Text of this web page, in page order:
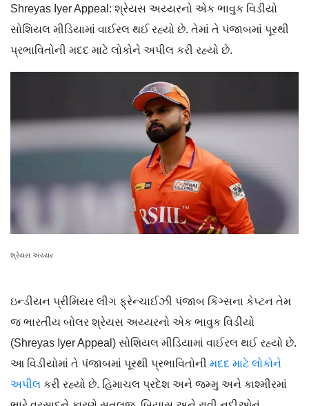
Shreyas Iyer Appeal: શ્રેયસ અય્યરનો એક ભાવુક વિડીયો
સોશિયલ મીડિયામાં વાઈરલ થઈ રહ્યો છે. તેમાં તે પંજાબમાં પૂરથી
પ્રભાવિતોની મદદ માટે લોકોને અપીલ કરી રહ્યો છે.
શ્રેયસ અય્યર
ઇન્ડીયન પ્રીમિયર લીગ ફ્રેન્ચાઈઝી પંજાબ કિંગ્સના કેપ્ટન તેમ
જ ભારતીય બોલર શ્રેયસ અય્યરનો એક ભાવુક વિડીયો
(Shreyas Iyer Appeal) સોશિયલ મીડિયામાં વાઈરલ થઈ રહ્યો છે.
આ વિડીયોમાં તે પંજાબમાં પૂરથી પ્રભાવિતોની મદદ માટે લોકોને
અપીલ કરી રહ્યો છે. હિમાચલ પ્રદેશ અને જમ્મુ અને કાશ્મીરમાં